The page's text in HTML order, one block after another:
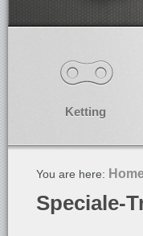
Ketting
You are here:
Speciale-